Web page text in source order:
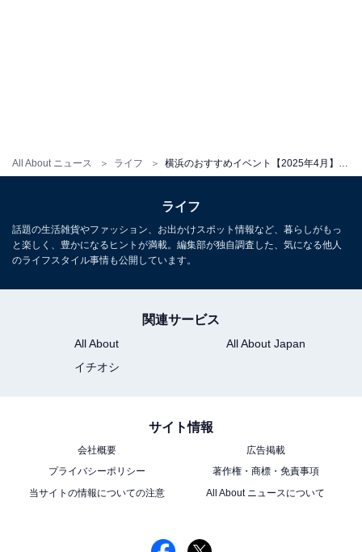
All About ニュース ライフ 横浜のおすすめイベント【2025年4月】桜ライトアップやガーデンイベントなど季節の花を楽しもう
ライフ
話題の生活雑貨やファッション、お出かけスポット情報など、暮らしがもっ
と楽しく、豊かになるヒントが満載。編集部が独自調査した、気になる他人
のライフスタイル事情も公開しています。
関連サービス
All About
All About Japan
イチオシ
サイト情報
会社概要
広告掲載
プライバシーポリシー
著作権・商標・免責事項
当サイトの情報についての注意
All About ニュースについて